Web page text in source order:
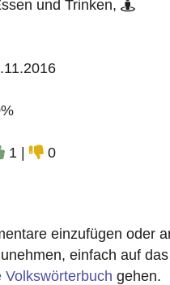
und Trinken,
1 | 0
einzufügen oder
einfach auf das
Volkswörterbuch gehen.